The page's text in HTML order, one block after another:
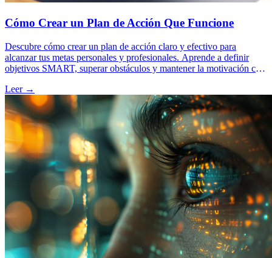
Cómo Crear un Plan de Acción Que Funcione
Descubre cómo crear un plan de acción claro y efectivo para
alcanzar tus metas personales y profesionales. Aprende a definir
objetivos SMART, superar obstáculos y mantener la motivación con
tu ruta hacia el éxito con confianza y claridad.
Leer →